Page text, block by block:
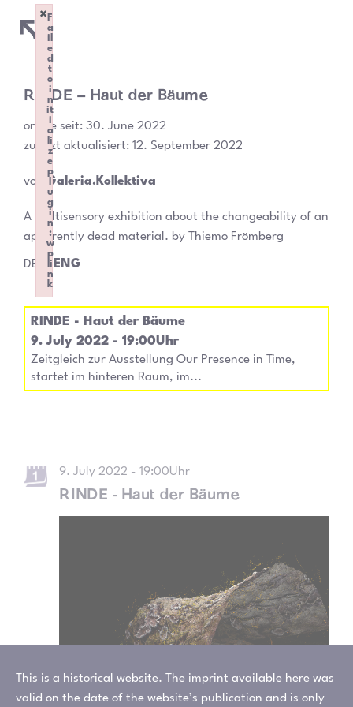
RINDE – Haut der Bäume
online seit: 30. June 2022
zuletzt aktualisiert: 12. September 2022
von Galeria.Kollektiva
A multisensory exhibition about the changeability of an
apparently dead material. by Thiemo Frömberg
DEU ENG
RINDE - Haut der Bäume
9. July 2022 - 19:00Uhr
Zeitgleich zur Ausstellung Our Presence in Time,
startet im hinteren Raum, im...
9. July 2022 - 19:00Uhr
RINDE - Haut der Bäume
This is a historical website. The imprint available here was
valid on the date of the website’s publication and is only
F
a
il
e
d
t
o
i
n
it
i
a
li
z
e
p
u
g
i
n
:
w
p
li
n
k
×
Failed to initialize plugin: wplink